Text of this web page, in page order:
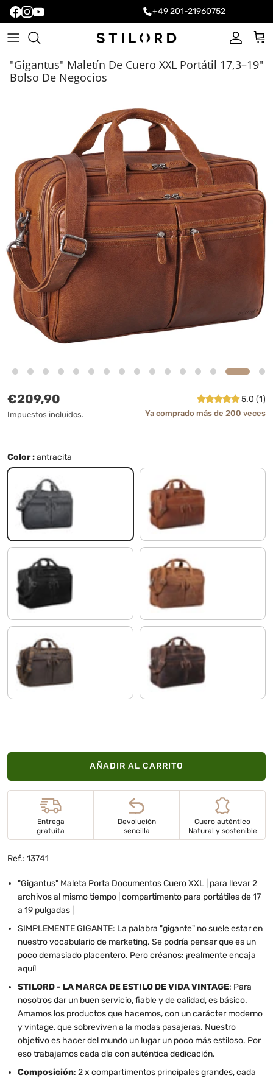
+49 201-21960752
Cuenta
"Gigantus" Maletín De Cuero XXL Portátil 17,3–19"
Bolso De Negocios
Precio normal
€209,90
Impuestos incluidos.
5.0 (1)
Ya comprado más de 200 veces
Color :antracita
antracita maraska - marrón
negro tan marrón - oscuro
colorado - marrón zamora - marrón
AÑADIR AL CARRITO
Entrega
gratuita
Devolución
sencilla
Cuero auténtico
Natural y sostenible
Ref.: 13741
"Gigantus" Maleta Porta Documentos Cuero XXL | para llevar 2
archivos al mismo tiempo | compartimento para portátiles de 17
a 19 pulgadas |
SIMPLEMENTE GIGANTE: La palabra "gigante" no suele estar en
nuestro vocabulario de marketing. Se podría pensar que es un
poco demasiado placentero. Pero créanos: ¡realmente encaja
aquí!
STILORD - LA MARCA DE ESTILO DE VIDA VINTAGE: Para
nosotros dar un buen servicio, fiable y de calidad, es básico.
Amamos los productos que hacemos, con un carácter moderno
y vintage, que sobreviven a la modas pasajeras. Nuestro
objetivo es hacer del mundo un lugar un poco más estiloso. Por
eso trabajamos cada día con auténtica dedicación.
Composición: 2 x compartimentos principales grandes, cada